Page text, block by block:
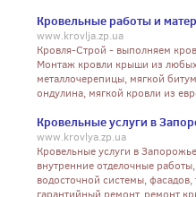
Кровельные работы и
www.krovlja.zp.ua
Кровля-Строй - выполняем
Монтаж кровли крыши из
металлочерепицы, мягкой
ондулина, мягкой кровли из
Кровельные услуги в
www.krovlya.zp.ua
Кровельные услуги в
внутренние отделочные
водосточной системы,